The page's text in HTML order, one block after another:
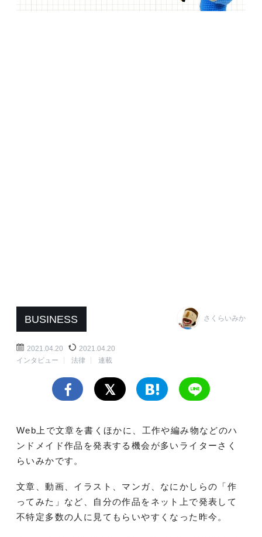
BUSINESS さくらいみか
2021.04.20
2021.04.20
インタビュー
法律 連載
Web上で文章を書くほかに、工作や編み物などのハ
ンドメイド作品を発表する機会が多いライターさく
らいみかです。
文章、動画、イラスト、マンガ、なにかしらの「作
ってみた」など、自分の作品をネット上で発表して
不特定多数の人に見てもらいやすくなった昨今。